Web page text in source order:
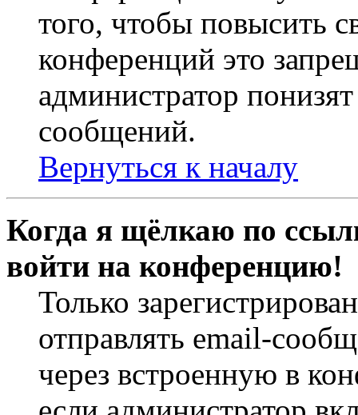
того, чтобы повысить
конференций это
администратор
сообщений.
Вернуться к началу
Когда я щёлкаю по
войти на конференцию!
Только
отправлять email-
через встроенную в